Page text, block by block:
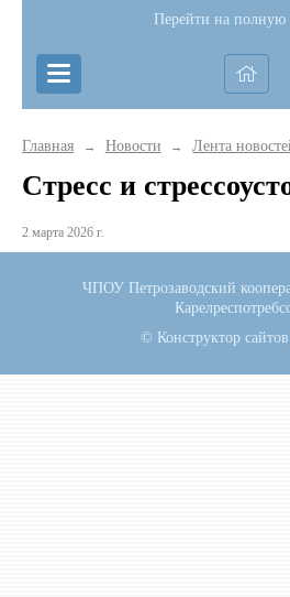
Перейти на полную
Главная → Новости → Лента
Стресс и
2 марта 2026 г.
ЧПОУ Петрозаводский
© Конструктор сайтов